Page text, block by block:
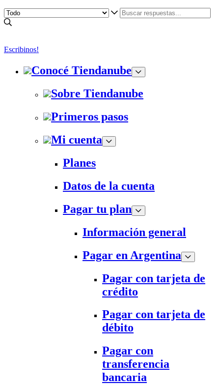
Escribinos!
Conocé Tiendanube
Sobre Tiendanube
Primeros pasos
Mi cuenta
Planes
Datos de la cuenta
Pagar tu plan
Información general
Pagar en Argentina
Pagar con tarjeta de
crédito
Pagar con tarjeta de
débito
Pagar con
transferencia
bancaria